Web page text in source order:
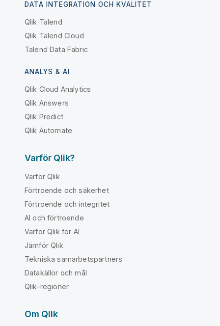
DATA INTEGRATION OCH KVALITET
Qlik Talend
Qlik Talend Cloud
Talend Data Fabric
ANALYS & AI
Qlik Cloud Analytics
Qlik Answers
Qlik Predict
Qlik Automate
Varför Qlik?
Varför Qlik
Förtroende och säkerhet
Förtroende och integritet
AI och förtroende
Varför Qlik för AI
Jämför Qlik
Tekniska samarbetspartners
Datakällor och mål
Qlik-regioner
Om Qlik